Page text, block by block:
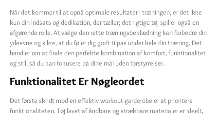
Når det kommer til at opnå optimale resultater i træningen, er det ikke
kun din indsats og dedikation, der tæller; det rigtige tøj spiller også en
afgørende rolle. At vælge den rette træningsbeklædning kan forbedre din
ydeevne og sikre, at du føler dig godt tilpas under hele din træning. Det
handler om at finde den perfekte kombination af komfort, funktionalitet
og stil, så du kan fokusere på dine mål uden forstyrrelser.
Funktionalitet Er Nøgleordet
Det første skridt mod en effektiv workout-garderobe er at prioritere
funktionaliteten. Tøj lavet af åndbare og strækbare materialer er ideelt,